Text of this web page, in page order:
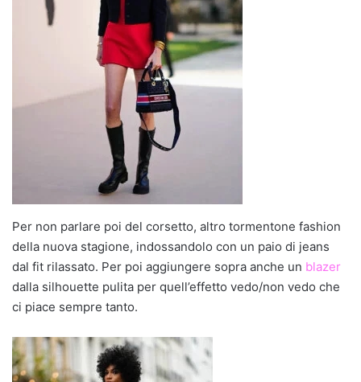
Per non parlare poi del corsetto, altro tormentone fashion
della nuova stagione, indossandolo con un paio di jeans
dal fit rilassato. Per poi aggiungere sopra anche un blazer
dalla silhouette pulita per quell’effetto vedo/non vedo che
ci piace sempre tanto.